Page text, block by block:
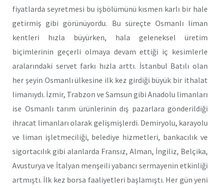
fiyatlarda seyretmesi bu işbölümünü kısmen karlı bir hale
getirmiş gibi görünüyordu. Bu süreçte Osmanlı liman
kentleri hızla büyürken, hala geleneksel üretim
biçimlerinin geçerli olmaya devam ettiği iç kesimlerle
aralarındaki servet farkı hızla arttı. İstanbul Batılı olan
her şeyin Osmanlı ülkesine ilk kez girdiği büyük bir ithalat
limanıydı. İzmir, Trabzon ve Samsun gibi Anadolu limanları
ise Osmanlı tarım ürünlerinin dış pazarlara gönderildiği
ihracat limanları olarak gelişmişlerdi. Demiryolu, karayolu
ve liman işletmeciliği, belediye hizmetleri, bankacılık ve
sigortacılık gibi alanlarda Fransız, Alman, İngiliz, Belçika,
Avusturya ve İtalyan menşeili yabancı sermayenin etkinliği
artmıştı. İlk kez borsa faaliyetleri başlamıştı. Her gün yeni